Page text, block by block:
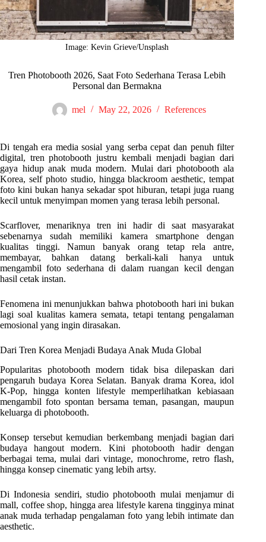
Image: Kevin Grieve/Unsplash
Tren Photobooth 2026, Saat Foto Sederhana Terasa Lebih
Personal dan Bermakna
mel May 22, 2026 References
Di tengah era media sosial yang serba cepat dan penuh filter
digital, tren photobooth justru kembali menjadi bagian dari
gaya hidup anak muda modern. Mulai dari photobooth ala
Korea, self photo studio, hingga blackroom aesthetic, tempat
foto kini bukan hanya sekadar spot hiburan, tetapi juga ruang
kecil untuk menyimpan momen yang terasa lebih personal.
Scarflover, menariknya tren ini hadir di saat masyarakat
sebenarnya sudah memiliki kamera smartphone dengan
kualitas tinggi. Namun banyak orang tetap rela antre,
membayar, bahkan datang berkali-kali hanya untuk
mengambil foto sederhana di dalam ruangan kecil dengan
hasil cetak instan.
Fenomena ini menunjukkan bahwa photobooth hari ini bukan
lagi soal kualitas kamera semata, tetapi tentang pengalaman
emosional yang ingin dirasakan.
Dari Tren Korea Menjadi Budaya Anak Muda Global
Popularitas photobooth modern tidak bisa dilepaskan dari
pengaruh budaya Korea Selatan. Banyak drama Korea, idol
K-Pop, hingga konten lifestyle memperlihatkan kebiasaan
mengambil foto spontan bersama teman, pasangan, maupun
keluarga di photobooth.
Konsep tersebut kemudian berkembang menjadi bagian dari
budaya hangout modern. Kini photobooth hadir dengan
berbagai tema, mulai dari vintage, monochrome, retro flash,
hingga konsep cinematic yang lebih artsy.
Di Indonesia sendiri, studio photobooth mulai menjamur di
mall, coffee shop, hingga area lifestyle karena tingginya minat
anak muda terhadap pengalaman foto yang lebih intimate dan
aesthetic.